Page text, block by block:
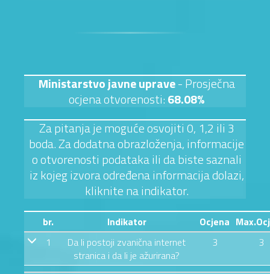
Ministarstvo javne uprave- Prosječna
ocjena otvorenosti:68.08%
Za pitanja je moguće osvojiti 0, 1,2 ili 3
boda. Za dodatna obrazloženja, informacije
o otvorenosti podataka ili da biste saznali
iz kojeg izvora određena informacija dolazi,
kliknite na indikator.
br. Indikator Ocjena
1
Da li postoji zvanična internet
stranica i da li je ažurirana?
3 3